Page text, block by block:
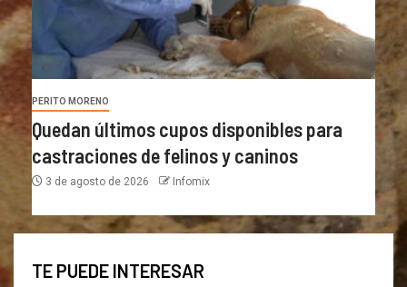
PERITO MORENO
Quedan últimos cupos disponibles para
castraciones de felinos y caninos
3 de agosto de 2026 Infomix
TE PUEDE INTERESAR